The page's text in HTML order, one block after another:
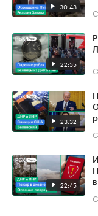
30:43
22:55
23:32
22:45